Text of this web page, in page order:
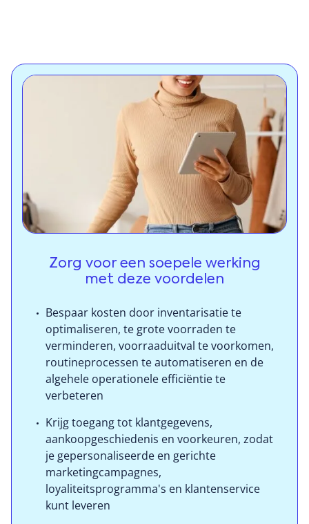
Priority biedt een uitgebreid
retailmanagementsysteem (RMS), dat naadloos is
geïntegreerd met het Priority ERP-platform. Wat het
onderscheidt van andere oplossingen in de branche,
is dat het de enige end-to-end oplossing is die één
enkel systeem biedt, inclusief ERP, RMS en POS-
producten.
Download brochure
Zorg voor een soepele werking
met deze voordelen
Bespaar kosten door inventarisatie te
optimaliseren, te grote voorraden te
verminderen, voorraaduitval te voorkomen,
routineprocessen te automatiseren en de
algehele operationele efficiëntie te
verbeteren
Krijg toegang tot klantgegevens,
aankoopgeschiedenis en voorkeuren, zodat
je gepersonaliseerde en gerichte
marketingcampagnes,
loyaliteitsprogramma's en klantenservice
kunt leveren